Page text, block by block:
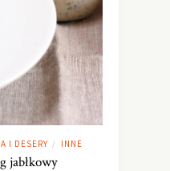
I DESERY / INNE
jabłkowy